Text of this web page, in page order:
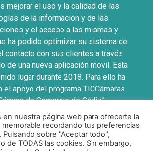
mejorar el uso y la calidad de las
de la información y de las
y el acceso a las mismas y
ha podido optimizar su sistema de
contacto con sus clientes a través
de una nueva aplicación movil. Esta
lugar durante 2018. Para ello ha
el apoyo del programa TICCámaras
de Comercio de Cádiz”.
DE HACER EUROPA
en nuestra página web para ofrecerte la
memorable recordando tus preferencias
Pulsando sobre "Aceptar todo",
de TODAS las cookies. Sin embargo,